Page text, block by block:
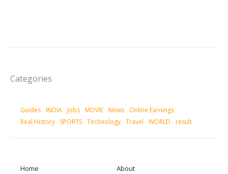
Categories
Guides INDIA Jobs MOVIE News
Online Earnings
Real History
SPORTS Technology Travel WORLD result
Home
About